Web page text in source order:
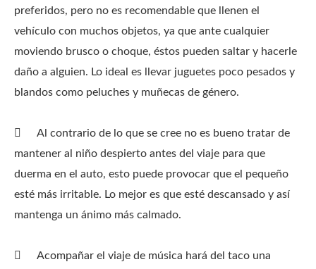
preferidos, pero no es recomendable que llenen el
vehículo con muchos objetos, ya que ante cualquier
moviendo brusco o choque, éstos pueden saltar y hacerle
daño a alguien. Lo ideal es llevar juguetes poco pesados y
blandos como peluches y muñecas de género.
Al contrario de lo que se cree no es bueno tratar de
mantener al niño despierto antes del viaje para que
duerma en el auto, esto puede provocar que el pequeño
esté más irritable. Lo mejor es que esté descansado y así
mantenga un ánimo más calmado.
Acompañar el viaje de música hará del taco una